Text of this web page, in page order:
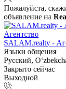
Пожалуйста,
объявление на
Агентство
SALAM.realty -
Языки общения
Русский,
Закрыто сейчас
Выходной